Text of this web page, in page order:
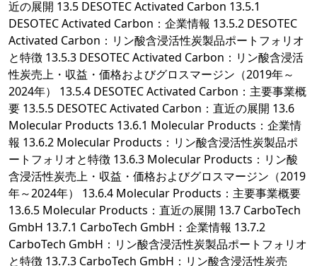
近の展開 13.5 DESOTEC Activated Carbon 13.5.1
DESOTEC Activated Carbon：企業情報 13.5.2 DESOTEC
Activated Carbon：リン酸含浸活性炭製品ポートフォリオ
と特徴 13.5.3 DESOTEC Activated Carbon：リン酸含浸活
性炭売上・収益・価格およびグロスマージン（2019年～
2024年） 13.5.4 DESOTEC Activated Carbon：主要事業概
要 13.5.5 DESOTEC Activated Carbon：直近の展開 13.6
Molecular Products 13.6.1 Molecular Products：企業情
報 13.6.2 Molecular Products：リン酸含浸活性炭製品ポ
ートフォリオと特徴 13.6.3 Molecular Products：リン酸
含浸活性炭売上・収益・価格およびグロスマージン（2019
年～2024年） 13.6.4 Molecular Products：主要事業概要
13.6.5 Molecular Products：直近の展開 13.7 CarboTech
GmbH 13.7.1 CarboTech GmbH：企業情報 13.7.2
CarboTech GmbH：リン酸含浸活性炭製品ポートフォリオ
と特徴 13.7.3 CarboTech GmbH：リン酸含浸活性炭売